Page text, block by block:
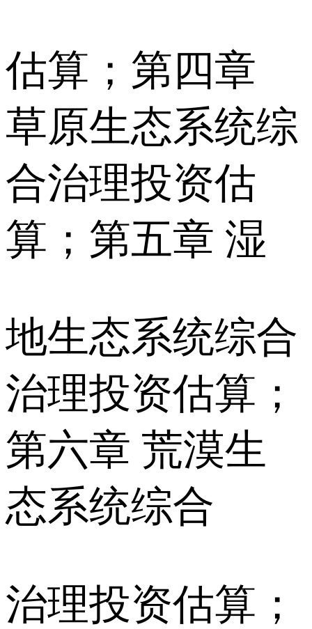
估算；第四章
草原生态系统综
合治理投资估
算；第五章 湿
地生态系统综合
治理投资估算；
第六章 荒漠生
态系统综合
治理投资估算；